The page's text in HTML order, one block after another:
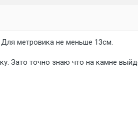
метровика не меньше 13см.
Зато точно знаю что на камне